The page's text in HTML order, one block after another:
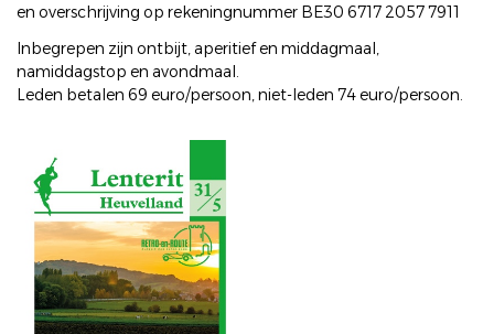
en overschrijving op rekeningnummer BE30 6717 2057 7911
Inbegrepen zijn ontbijt, aperitief en middagmaal,
namiddagstop en avondmaal.
Leden betalen 69 euro/persoon, niet-leden 74 euro/persoon.